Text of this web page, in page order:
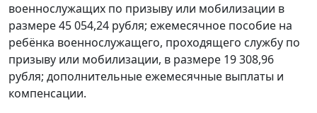
военнослужащих по призыву или мобилизации в
размере 45 054,24 рубля; ежемесячное пособие на
ребёнка военнослужащего, проходящего службу по
призыву или мобилизации, в размере 19 308,96
рубля; дополнительные ежемесячные выплаты и
компенсации.